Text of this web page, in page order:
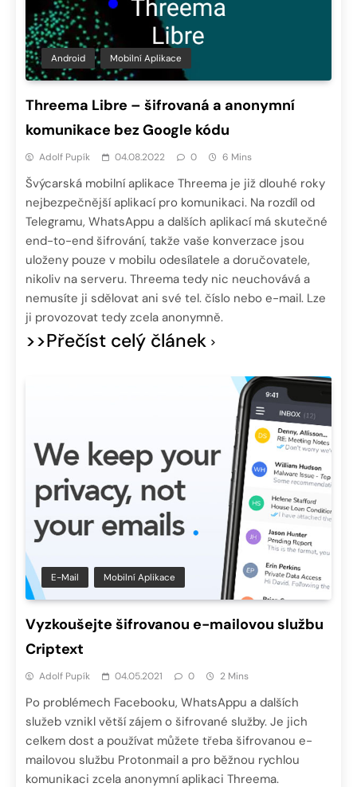
Android Mobilní Aplikace
Threema Libre – šifrovaná a anonymní
komunikace bez Google kódu
Adolf Pupík 04.08.2022 0 6 Mins
Švýcarská mobilní aplikace Threema je již dlouhé roky
nejbezpečnější aplikací pro komunikaci. Na rozdíl od
Telegramu, WhatsAppu a dalších aplikací má skutečné
end-to-end šifrování, takže vaše konverzace jsou
uloženy pouze v mobilu odesílatele a doručovatele,
nikoliv na serveru. Threema tedy nic neuchovává a
nemusíte ji sdělovat ani své tel. číslo nebo e-mail. Lze
ji provozovat tedy zcela anonymně.
>>Přečíst celý článek
E-Mail Mobilní Aplikace
Vyzkoušejte šifrovanou e-mailovou službu
Criptext
Adolf Pupík 04.05.2021 0 2 Mins
Po problémech Facebooku, WhatsAppu a dalších
služeb vznikl větší zájem o šifrované služby. Je jich
celkem dost a používat můžete třeba šifrovanou e-
mailovou službu Protonmail a pro běžnou rychlou
komunikaci zcela anonymní aplikaci Threema.